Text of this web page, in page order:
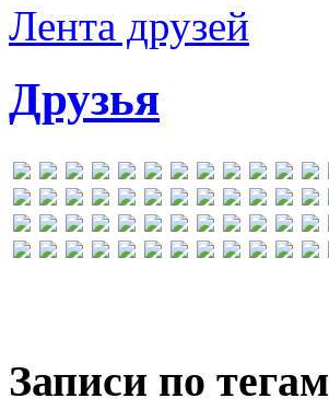
Лента друзей
Друзья
Записи по тегам